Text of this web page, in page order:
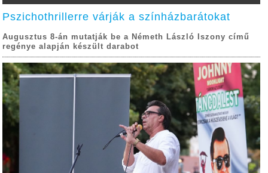
Pszichothrillerre várják a színházbarátokat
Augusztus 8-án mutatják be a Németh László Iszony című
regénye alapján készült darabot